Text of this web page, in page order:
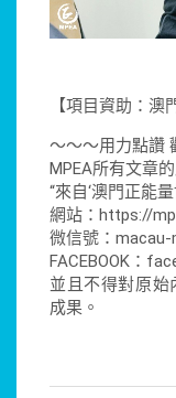
【項目資助：澳
～～～用力點讚
MPEA所有文章
“來自‘澳門正能量
網站：https://
微信號：macau-
FACEBOOK：
並且不得對原始
成果。